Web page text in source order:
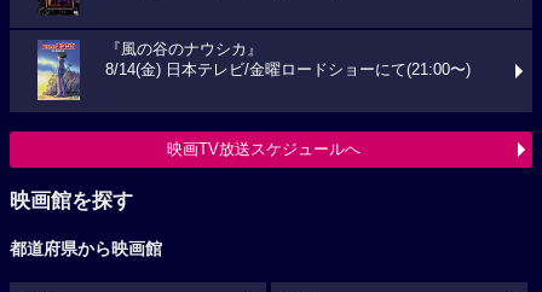
『風の谷のナウシカ』
8/14(金) 日本テレビ/金曜ロードショーにて(21:00〜)
映画TV放送スケジュールへ
映画館を探す
都道府県から映画館